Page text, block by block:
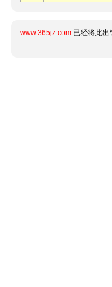
www.365jz.com 已经将此出